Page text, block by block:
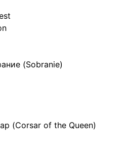
(Sobranie)
(Corsar of the Queen)